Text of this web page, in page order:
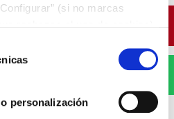
(si no marcas
personalización